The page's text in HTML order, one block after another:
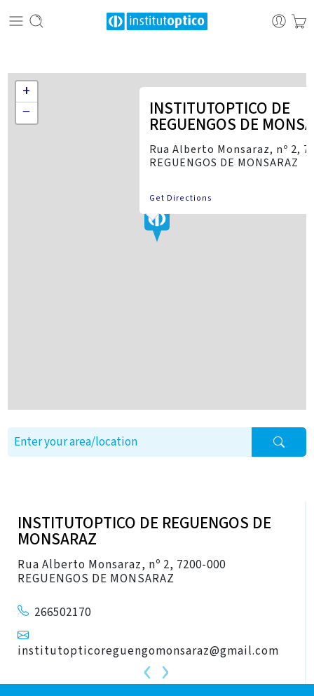
INSTITUTOPTICO DE
REGUENGOS DE
Rua Alberto Monsaraz, nº 2,
REGUENGOS DE MONSARAZ
Get Directions
+
−
INSTITUTOPTICO DE REGUENGOS DE
MONSARAZ
Rua Alberto Monsaraz, nº 2, 7200-000
REGUENGOS DE MONSARAZ
266502170
institutopticoreguengomonsaraz@gmail.com
‹›